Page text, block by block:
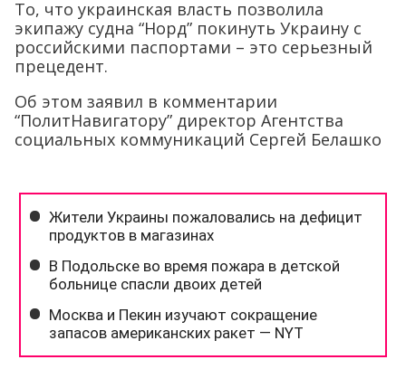
То, что украинская власть позволила
экипажу судна “Норд” покинуть Украину с
российскими паспортами – это серьезный
прецедент.
Об этом заявил в комментарии
“ПолитНавигатору” директор Агентства
социальных коммуникаций Сергей Белашко